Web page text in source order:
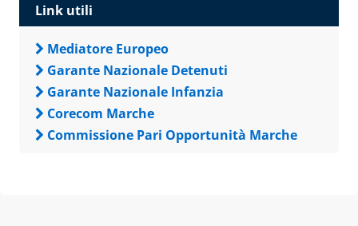
Link utili
Mediatore Europeo
Garante Nazionale Detenuti
Garante Nazionale Infanzia
Corecom Marche
Commissione Pari Opportunità Marche